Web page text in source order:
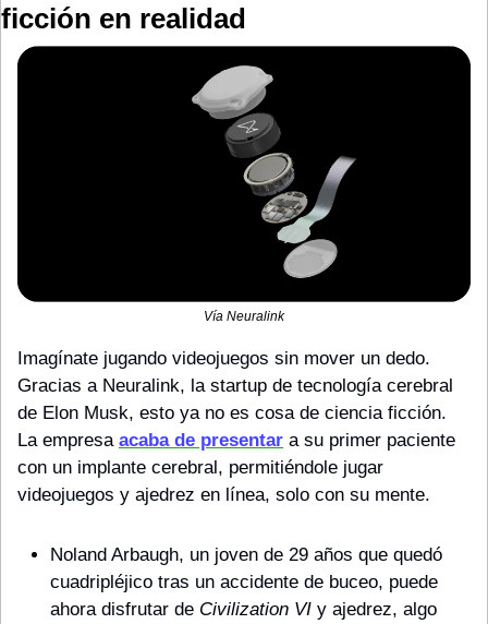
ficción en realidad
Vía Neuralink
Imagínate jugando videojuegos sin mover un dedo.
Gracias a Neuralink, la startup de tecnología cerebral
de Elon Musk, esto ya no es cosa de ciencia ficción.
La empresa acaba de presentar a su primer paciente
con un implante cerebral, permitiéndole jugar
videojuegos y ajedrez en línea, solo con su mente.
Noland Arbaugh, un joven de 29 años que quedó
cuadripléjico tras un accidente de buceo, puede
ahora disfrutar de Civilization VI y ajedrez, algo